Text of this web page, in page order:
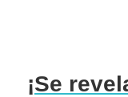
¡Se